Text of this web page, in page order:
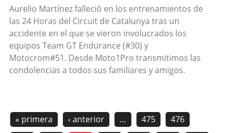
Aurelio Martínez falleció en los entrenamientos de
las 24 Horas del Circuit de Catalunya tras un
accidente en el que se vieron involucrados los
equipos Team GT Endurance (#30) y
Motocrom#51. Desde Moto1Pro transmitimos las
condolencias a todos sus familiares y amigos.
« primera ‹ anterior … 475
476